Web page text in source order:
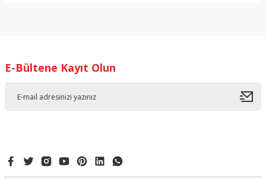
Ürün resmi kalitesiz, bozuk veya görüntülenemiyor.
E-Bültene Kayıt Olun